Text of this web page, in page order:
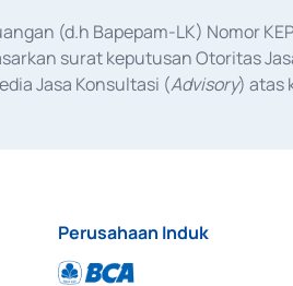
(d.h Bapepam-LK) Nomor
surat keputusan Otoritas
Jasa Konsultasi (Advisory) atas
Perusahaan Induk